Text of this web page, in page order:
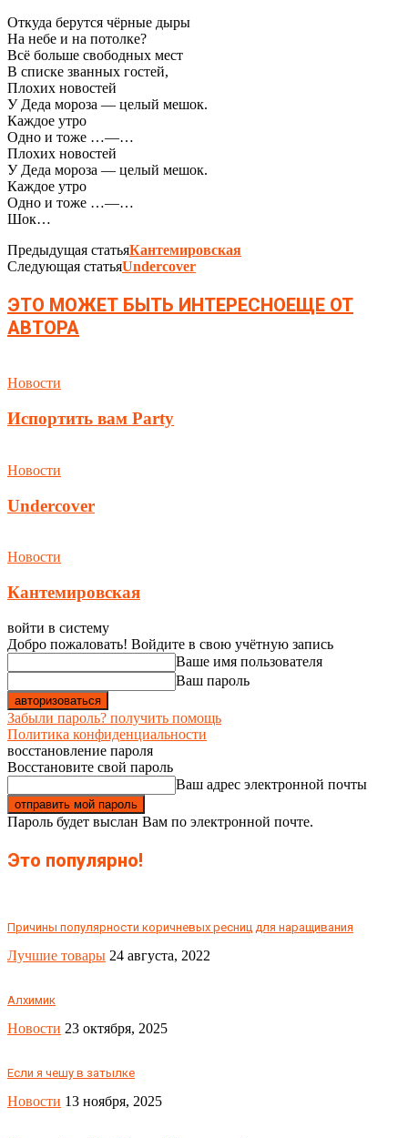
Откуда берутся чёрные дыры
На небе и на потолке?
Всё больше свободных мест
В списке званных гостей,
Плохих новостей
У Деда мороза — целый мешок.
Каждое утро
Одно и тоже …—…
Плохих новостей
У Деда мороза — целый мешок.
Каждое утро
Одно и тоже …—…
Шок…
Предыдущая статьяКантемировская
Следующая статьяUndercover
ЭТО МОЖЕТ БЫТЬ ИНТЕРЕСНОЕЩЕ ОТ
АВТОРА
Новости
Испортить вам Party
Новости
Undercover
Новости
Кантемировская
войти в систему
Добро пожаловать! Войдите в свою учётную запись
Ваше имя пользователя
Ваш пароль
Забыли пароль? получить помощь
Политика конфиденциальности
восстановление пароля
Восстановите свой пароль
Ваш адрес электронной почты
Пароль будет выслан Вам по электронной почте.
Это популярно!
Причины популярности коричневых ресниц для наращивания
Лучшие товары 24 августа, 2022
Алхимик
Новости 23 октября, 2025
Если я чешу в затылке
Новости 13 ноября, 2025